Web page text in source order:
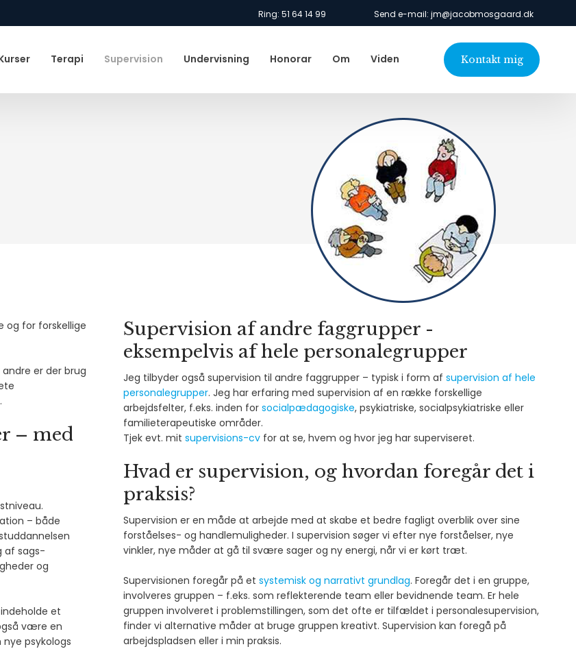
Ring: 51 64 14 99 Send e-mail: jm@jacobmosgaard.dk​
Terapi Supervision Undervisning Honorar Om Viden Kontakt mig
og for forskellige
er der brug
– med
– både
af sags-
og
et
være en
psykologs
Supervision af andre faggrupper -
eksempelvis af hele personalegrupper
Jeg tilbyder også supervision til andre faggrupper – typisk i form af supervision af hele
personalegrupper. Jeg har erfaring med supervision af en række forskellige
arbejdsfelter, f.eks. inden for socialpædagogiske, psykiatriske, socialpsykiatriske eller
familieterapeutiske områder.
Tjek evt. mit supervisions-cvfor at se, hvem og hvor jeg har superviseret.
Hvad er supervision, og hvordan foregår det i
praksis?
Supervision er en måde at arbejde med at skabe et bedre fagligt overblik over sine
forståelses- og handlemuligheder. I supervision søger vi efter nye forståelser, nye
vinkler, nye måder at gå til svære sager og ny energi, når vi er kørt træt.
Supervisionen foregår på et systemisk og narrativt grundlag. Foregår det i en gruppe,
involveres gruppen – f.eks. som reflekterende team eller bevidnende team. Er hele
gruppen involveret i problemstillingen, som det ofte er tilfældet i personalesupervision,
finder vi alternative måder at bruge gruppen kreativt. Supervision kan foregå på
arbejdspladsen eller i min praksis.​